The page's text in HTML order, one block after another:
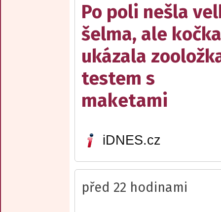
Po poli nešla
šelma, ale
ukázala
testem s
maketami
iDNES.cz
před 22 hodinami